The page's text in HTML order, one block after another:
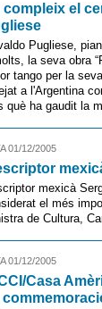
compleix el
Pugliese,
la seva obra
tango per la
a l'Argentina
què ha gaudit la
01/12/2005
mexicà
el més
de Cultura,
01/12/2005
Casa